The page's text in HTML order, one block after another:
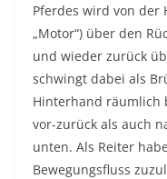
Pferdes wird von der
„Motor“) über den
und wieder zurück
schwingt dabei als
Hinterhand räumlich
vor-zurück als auch
unten. Als Reiter
Bewegungsfluss